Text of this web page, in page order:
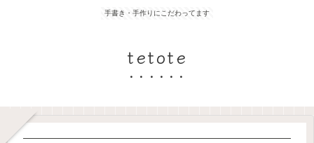
手書き・手作りにこだわってます
tetote